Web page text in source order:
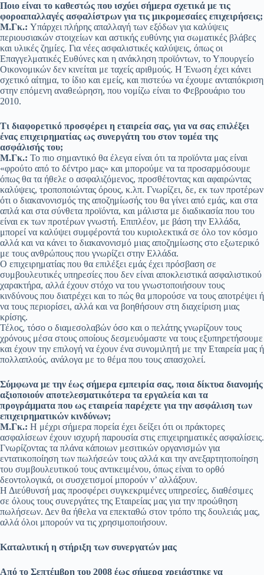
Ποιο είναι το καθεστώς που ισχύει σήμερα σχετικά με τις
φοροαπαλλαγές ασφαλίστρων για τις μικρομεσαίες επιχειρήσεις;
Μ.Γκ.: Υπάρχει πλήρης απαλλαγή των εξόδων για καλύψεις
περιουσιακών στοιχείων και αστικής ευθύνης για σωματικές βλάβες
και υλικές ζημίες. Για νέες ασφαλιστικές καλύψεις, όπως οι
Επαγγελματικές Ευθύνες και η ανάκληση προϊόντων, το Υπουργείο
Οικονομικών δεν κινείται με ταχείς αριθμούς. Η Ένωση έχει κάνει
σχετικό αίτημα, το ίδιο και εμείς, και πιστεύω να έχουμε ανταπόκριση
στην επόμενη αναθεώρηση, που νομίζω είναι το Φεβρουάριο του
2010.
Τι διαφορετικό προσφέρει η εταιρεία σας, για να σας επιλέξει
ένας επιχειρηματίας ως συνεργάτη του στον τομέα της
ασφάλισής του;
Μ.Γκ.: Το πιο σημαντικό θα έλεγα είναι ότι τα προϊόντα μας είναι
«φρούτο από το δέντρο μας» και μπορούμε να τα προσαρμόσουμε
όπως θα τα ήθελε ο ασφαλιζόμενος, προσθέτοντας και αφαιρώντας
καλύψεις, τροποποιώντας όρους, κ.λπ. Γνωρίζει, δε, εκ των προτέρων
ότι ο διακανονισμός της αποζημίωσής του θα γίνει από εμάς, και στα
απλά και στα σύνθετα προϊόντα, και μάλιστα με διαδικασία που του
είναι εκ των προτέρων γνωστή. Επιπλέον, με βάση την Ελλάδα,
μπορεί να καλύψει συμφέροντά του κυριολεκτικά σε όλο τον κόσμο
αλλά και να κάνει το διακανονισμό μιας αποζημίωσης στο εξωτερικό
με τους ανθρώπους που γνωρίζει στην Ελλάδα.
Ο επιχειρηματίας που θα επιλέξει εμάς έχει πρόσβαση σε
συμβουλευτικές υπηρεσίες που δεν είναι αποκλειστικά ασφαλιστικού
χαρακτήρα, αλλά έχουν στόχο να του γνωστοποιήσουν τους
κινδύνους που διατρέχει και το πώς θα μπορούσε να τους αποτρέψει ή
να τους περιορίσει, αλλά και να βοηθήσουν στη διαχείριση μιας
κρίσης.
Τέλος, τόσο ο διαμεσολαβών όσο και ο πελάτης γνωρίζουν τους
χρόνους μέσα στους οποίους δεσμευόμαστε να τους εξυπηρετήσουμε
και έχουν την επιλογή να έχουν ένα συνομιλητή με την Εταιρεία μας ή
πολλαπλούς, ανάλογα με το θέμα που τους απασχολεί.
Σύμφωνα με την έως σήμερα εμπειρία σας, ποια δίκτυα διανομής
αξιοποιούν αποτελεσματικότερα τα εργαλεία και τα
προγράμματα που ως εταιρεία παρέχετε για την ασφάλιση των
επιχειρηματικών κινδύνων;
Μ.Γκ.: Η μέχρι σήμερα πορεία έχει δείξει ότι οι πράκτορες
ασφαλίσεων έχουν ισχυρή παρουσία στις επιχειρηματικές ασφαλίσεις.
Γνωρίζοντας τα πλάνα κάποιων μεσιτικών οργανισμών για
εντατικοποίηση των πωλήσεών τους αλλά και την ανεξαρτητοποίηση
του συμβουλευτικού τους αντικειμένου, όπως είναι το ορθό
δεοντολογικά, οι συσχετισμοί μπορούν ν’ αλλάξουν.
Η Διεύθυνσή μας προσφέρει συγκεκριμένες υπηρεσίες, διαθέσιμες
σε όλους τους συνεργάτες της Εταιρείας μας για την προώθηση
πωλήσεων. Δεν θα ήθελα να επεκταθώ στον τρόπο της δουλειάς μας,
αλλά όλοι μπορούν να τις χρησιμοποιήσουν.
Καταλυτική η στήριξη των συνεργατών μας
Από το Σεπτέμβρη του 2008 έως σήμερα χρειάστηκε να